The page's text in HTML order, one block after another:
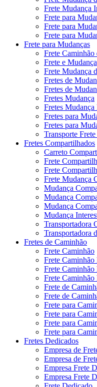
Frete Mudança
Frete para
Frete para
Frete para
Frete para Mudanças
Frete Caminhão
Frete e Mudança
Frete Mudança
Fretes de
Fretes de
Fretes Mudança
Fretes Mudança
Fretes para
Fretes para
Transporte
Fretes Compartilhados
Carreto
Frete
Frete
Frete Mudança
Mudança
Mudança
Mudança
Mudança
Transportadora
Transportadora
Fretes de Caminhão
Frete Caminhão
Frete Caminhão
Frete Caminhão
Frete Caminhão
Frete de
Frete de
Frete para
Frete para
Frete para
Frete para
Fretes Dedicados
Empresa de
Empresa de
Empresa Frete
Empresa Frete